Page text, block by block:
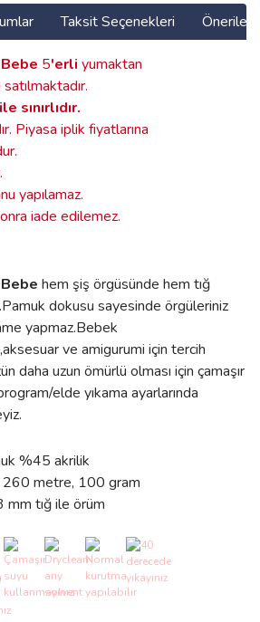
Taksit Seçenekleri
5'erli yumaktan
.
Piyasa iplik fiyatlarına
yapılamaz.
iade edilemez.
hem şiş örgüsünde hem tığ
dokusu sayesinde örgüleriniz
yapmaz.Bebek
ve amigurumi için tercih
daha uzun ömürlü olması için çamaşır
elde yıkama ayarlarında
%45 akrilik
metre, 100 gram
tığ ile örüm